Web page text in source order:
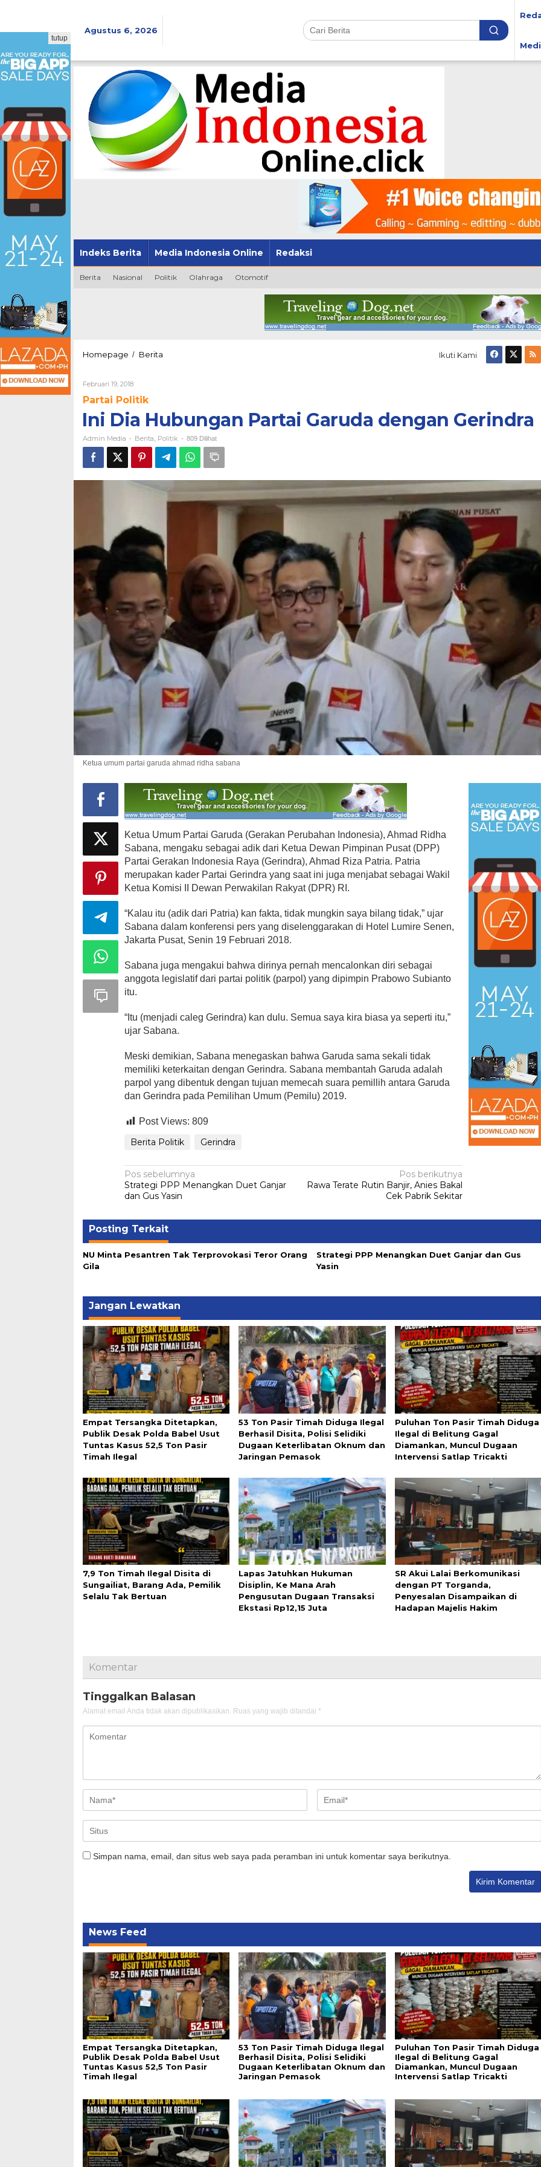
Agustus 6, 2026
Indeks Berita Media Indonesia Online Redaksi
Berita Nasional Politik Olahraga Otomotif
tutup
Homepage / Berita
Gerindra
Ikuti Kami
Februari 19, 2018Oleh
Media
Partai Politik
Ini Dia Hubungan Partai Garuda dengan Gerindra
Admin Media - Berita Politik - 809 Dilihat
Ketua umum partai garuda ahmad ridha sabana
Ketua Umum Partai Garuda (Gerakan Perubahan Indonesia), Ahmad Ridha
Sabana, mengaku sebagai adik dari Ketua Dewan Pimpinan Pusat (DPP)
Partai Gerakan Indonesia Raya (Gerindra), Ahmad Riza Patria. Patria
merupakan kader Partai Gerindra yang saat ini juga menjabat sebagai Wakil
Ketua Komisi II Dewan Perwakilan Rakyat (DPR) RI.
“Kalau itu (adik dari Patria) kan fakta, tidak mungkin saya bilang tidak,” ujar
Sabana dalam konferensi pers yang diselenggarakan di Hotel Lumire Senen,
Jakarta Pusat, Senin 19 Februari 2018.
Sabana juga mengakui bahwa dirinya pernah mencalonkan diri sebagai
anggota legislatif dari partai politik (parpol) yang dipimpin Prabowo Subianto
itu.
“Itu (menjadi caleg Gerindra) kan dulu. Semua saya kira biasa ya seperti itu,”
ujar Sabana.
Meski demikian, Sabana menegaskan bahwa Garuda sama sekali tidak
memiliki keterkaitan dengan Gerindra. Sabana membantah Garuda adalah
parpol yang dibentuk dengan tujuan memecah suara pemillih antara Garuda
dan Gerindra pada Pemilihan Umum (Pemilu) 2019.
Post Views: 809
Berita Politik Gerindra
Navigasi
pos
Pos sebelumnya
Strategi PPP Menangkan Duet Ganjar
dan Gus Yasin
Pos berikutnya
Rawa Terate Rutin Banjir, Anies Bakal
Cek Pabrik Sekitar
Posting Terkait
NU Minta Pesantren Tak Terprovokasi Teror Orang
Gila
Strategi PPP Menangkan Duet Ganjar dan Gus
Yasin
Jangan Lewatkan
Empat Tersangka Ditetapkan,
Publik Desak Polda Babel Usut
Tuntas Kasus 52,5 Ton Pasir
Timah Ilegal
53 Ton Pasir Timah Diduga Ilegal
Berhasil Disita, Polisi Selidiki
Dugaan Keterlibatan Oknum dan
Jaringan Pemasok
Puluhan Ton Pasir Timah Diduga
Ilegal di Belitung Gagal
Diamankan, Muncul Dugaan
Intervensi Satlap Tricakti
7,9 Ton Timah Ilegal Disita di
Sungailiat, Barang Ada, Pemilik
Selalu Tak Bertuan
Lapas Jatuhkan Hukuman
Disiplin, Ke Mana Arah
Pengusutan Dugaan Transaksi
Ekstasi Rp12,15 Juta
SR Akui Lalai Berkomunikasi
dengan PT Torganda,
Penyesalan Disampaikan di
Hadapan Majelis Hakim
Komentar
Tinggalkan Balasan
Alamat email Anda tidak akan dipublikasikan. Ruas yang wajib ditandai *
Simpan nama, email, dan situs web saya pada peramban ini untuk komentar saya berikutnya.
News Feed
Empat Tersangka Ditetapkan,
Publik Desak Polda Babel Usut
Tuntas Kasus 52,5 Ton Pasir
Timah Ilegal
53 Ton Pasir Timah Diduga Ilegal
Berhasil Disita, Polisi Selidiki
Dugaan Keterlibatan Oknum dan
Jaringan Pemasok
Puluhan Ton Pasir Timah Diduga
Ilegal di Belitung Gagal
Diamankan, Muncul Dugaan
Intervensi Satlap Tricakti
Ini Dia Hubungan Partai Garuda
dengan Gerindra
Februari 19, 2018
Strategi PPP Menangkan Duet
Di Berita, Politik Februari 19, 2018
Ini Dia Hubungan Partai Garuda
Di Berita, Politik | Februari 19, 2018